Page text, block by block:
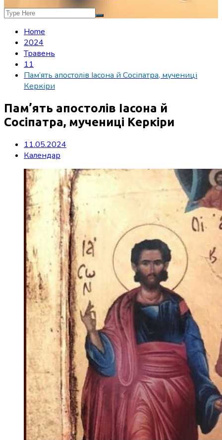
Home
2024
Травень
11
Пам’ять апостолів Іасона й Сосіпатра, мучениці
Керкіри
Пам’ять апостолів Іасона й
Сосіпатра, мучениці Керкіри
11.05.2024
Календар